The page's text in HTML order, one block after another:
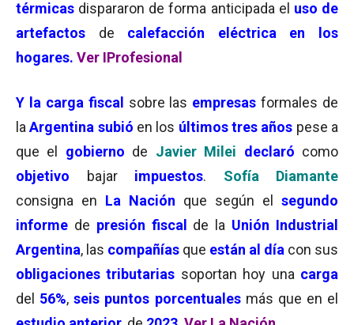
térmicas dispararon de forma anticipada el uso de
artefactos de calefacción eléctrica en los
hogares. Ver IProfesional
Y la carga fiscal sobre las empresas formales de
laArgentina subió en los últimos tres años pese a
que el gobierno de Javier Milei declaró como
objetivo
bajar impuestos. Sofía Diamante
consigna en La Nación que según el segundo
informe de presión fiscal de la Unión Industrial
Argentina, las compañías que están al día con sus
obligaciones tributarias soportan hoy una carga
del 56%,seis puntos porcentualesmás que en el